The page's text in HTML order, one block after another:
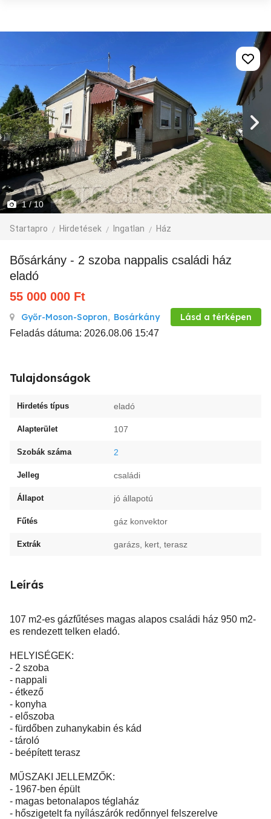
1/ 10
Startapro Hirdetések Ingatlan Ház
Bősárkány - 2 szoba nappalis családi ház
eladó
55 000 000 Ft
Győr-Moson-Sopron, Bosárkány Lásd a térképen
Feladás dátuma: 2026.08.06 15:47
Tulajdonságok
Hirdetés típus eladó
Alapterület 107
Szobák száma 2
Jelleg családi
Állapot jó állapotú
Fűtés gáz konvektor
Extrák garázs, kert, terasz
Leírás
107 m2-es gázfűtéses magas alapos családi ház 950 m2-
es rendezett telken eladó.
HELYISÉGEK:
- 2 szoba
- nappali
- étkező
- konyha
- előszoba
- fürdőben zuhanykabin és kád
- tároló
- beépített terasz
MŰSZAKI JELLEMZŐK:
- 1967-ben épült
- magas betonalapos téglaház
- hőszigetelt fa nyílászárók redőnnyel felszerelve